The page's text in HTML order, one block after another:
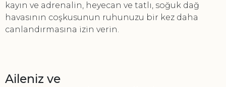
kayın ve adrenalin, heyecan ve tatlı, soğuk dağ
havasının coşkusunun ruhunuzu bir kez daha
canlandırmasına izin verin.
Aileniz ve